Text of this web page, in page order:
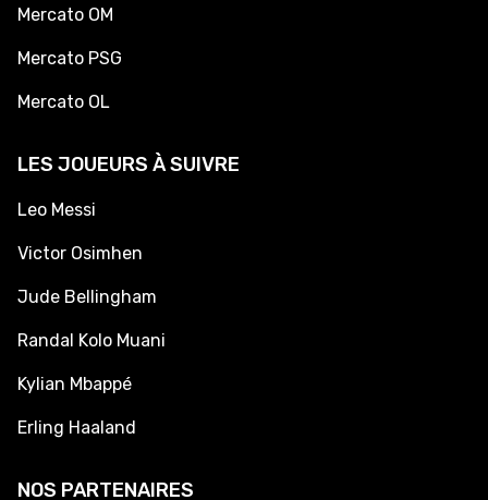
Mercato OM
Mercato PSG
Mercato OL
LES JOUEURS À SUIVRE
Leo Messi
Victor Osimhen
Jude Bellingham
Randal Kolo Muani
Kylian Mbappé
Erling Haaland
NOS PARTENAIRES